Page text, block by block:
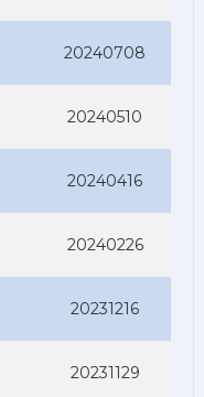
20240708
20240510
20240416
20240226
20231216
20231129